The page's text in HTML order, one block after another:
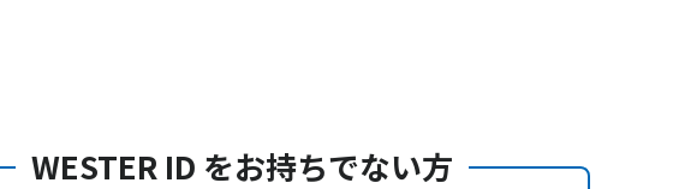
WESTER ID をお持ちでない方